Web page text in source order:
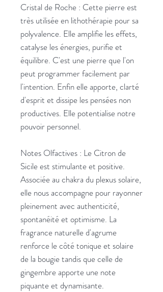
Cristal de Roche : Cette pierre est
très utilisée en lithothérapie pour sa
polyvalence. Elle amplifie les effets,
catalyse les énergies, purifie et
équilibre. C'est une pierre que l'on
peut programmer facilement par
l'intention. Enfin elle apporte, clarté
d'esprit et dissipe les pensées non
productives. Elle potentialise notre
pouvoir personnel.
Notes Olfactives : Le Citron de
Sicile est stimulante et positive.
Associée au chakra du plexus solaire,
elle nous accompagne pour rayonner
pleinement avec authenticité,
spontanéité et optimisme. La
fragrance naturelle d'agrume
renforce le côté tonique et solaire
de la bougie tandis que celle de
gingembre apporte une note
piquante et dynamisante.